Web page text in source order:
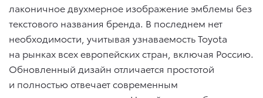
лаконичное двухмерное изображение эмблемы без
текстового названия бренда. В последнем нет
необходимости, учитывая узнаваемость Toyota
на рынках всех европейских стран, включая Россию.
Обновленный дизайн отличается простотой
и полностью отвечает современным